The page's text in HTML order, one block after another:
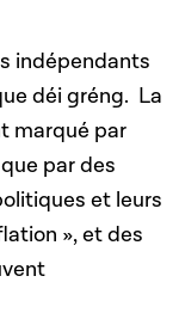
indépendants
déi gréng. La
marqué par
par des
et leurs
», et des